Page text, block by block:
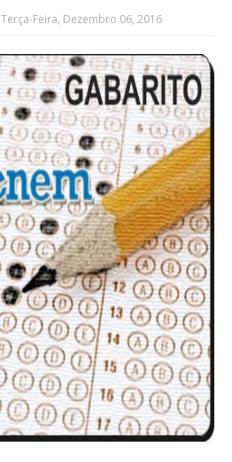
Terça-Feira, Dezembro 06, 2016